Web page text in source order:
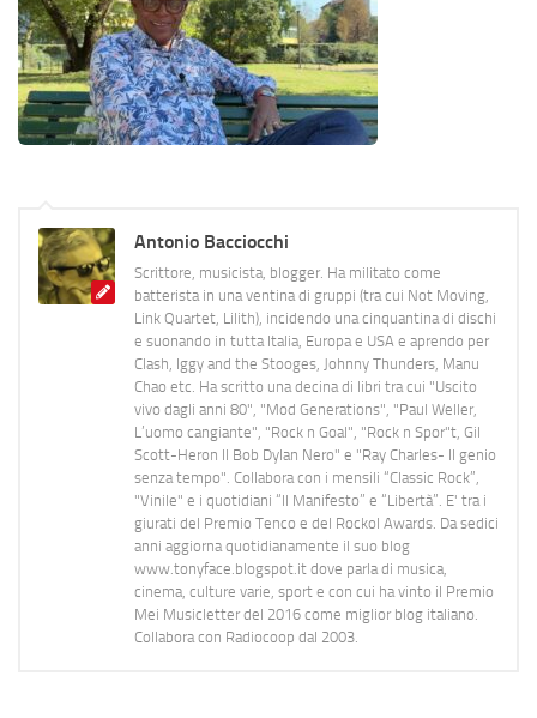
Antonio Bacciocchi
Scrittore, musicista, blogger. Ha militato come
batterista in una ventina di gruppi (tra cui Not Moving,
Link Quartet, Lilith), incidendo una cinquantina di dischi
e suonando in tutta Italia, Europa e USA e aprendo per
Clash, Iggy and the Stooges, Johnny Thunders, Manu
Chao etc. Ha scritto una decina di libri tra cui "Uscito
vivo dagli anni 80", "Mod Generations", "Paul Weller,
L’uomo cangiante", "Rock n Goal", "Rock n Spor"t, Gil
Scott-Heron Il Bob Dylan Nero" e "Ray Charles- Il genio
senza tempo". Collabora con i mensili “Classic Rock”,
"Vinile" e i quotidiani “Il Manifesto” e “Libertà”. E' tra i
giurati del Premio Tenco e del Rockol Awards. Da sedici
anni aggiorna quotidianamente il suo blog
www.tonyface.blogspot.it dove parla di musica,
cinema, culture varie, sport e con cui ha vinto il Premio
Mei Musicletter del 2016 come miglior blog italiano.
Collabora con Radiocoop dal 2003.